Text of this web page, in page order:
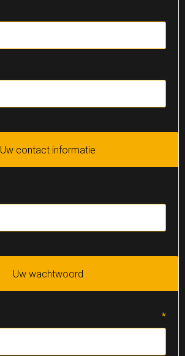
Uw contact informatie
Uw wachtwoord
*